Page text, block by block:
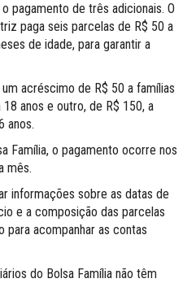
pagamento de três adicionais. O
paga seis parcelas de R$ 50 a
de idade, para garantir a
acréscimo de R$ 50 a famílias
anos e outro, de R$ 150, a
anos.
Família, o pagamento ocorre nos
mês.
informações sobre as datas de
e a composição das parcelas
para acompanhar as contas
do Bolsa Família não têm